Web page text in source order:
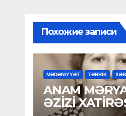
Похожие записи
MƏDƏNİYYƏT TƏBRİK
ANAM
ƏZİZİ